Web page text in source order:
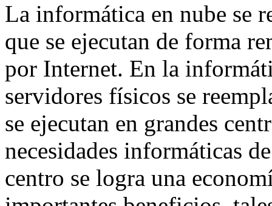
La informática en nube se
que se ejecutan de forma
por Internet. En la
servidores físicos se
se ejecutan en grandes
necesidades informáticas
centro se logra una